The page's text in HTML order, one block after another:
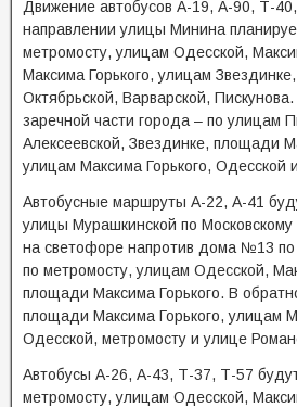
Движение автобусов А-19, А-90, Т-
направлении улицы Минина
метромосту, улицам Одесской,
Максима Горького, улицам
Октябрьской, Варварской,
заречной части города – по улицам
Алексеевской, Звездинке, площади
улицам Максима Горького, Одесской
Автобусные маршруты А-22, А-41
улицы Мурашкинской по
на светофоре напротив дома №13 по
по метромосту, улицам Одесской,
площади Максима Горького. В
площади Максима Горького, улицам
Одесской, метромосту и улице
Автобусы А-26, А-43, Т-37, Т-57
метромосту, улицам Одесской,